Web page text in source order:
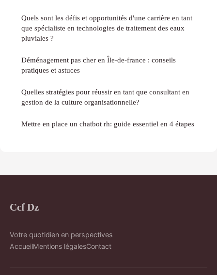
Quels sont les défis et opportunités d'une carrière en tant
que spécialiste en technologies de traitement des eaux
pluviales ?
Déménagement pas cher en Île-de-france : conseils
pratiques et astuces
Quelles stratégies pour réussir en tant que consultant en
gestion de la culture organisationnelle?
Mettre en place un chatbot rh: guide essentiel en 4 étapes
Ccf Dz
Votre quotidien en perspectives
AccueilMentions légalesContact